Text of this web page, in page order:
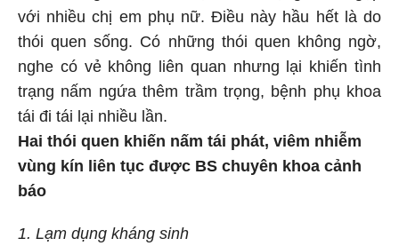
với nhiều chị em phụ nữ. Điều này hầu hết là do
thói quen sống. Có những thói quen không ngờ,
nghe có vẻ không liên quan nhưng lại khiến tình
trạng nấm ngứa thêm trầm trọng, bệnh phụ khoa
tái đi tái lại nhiều lần.
Hai thói quen khiến nấm tái phát, viêm nhiễm
vùng kín liên tục được BS chuyên khoa cảnh
báo
1. Lạm dụng kháng sinh